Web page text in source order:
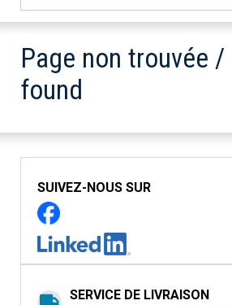
Page non trouvée
found
SUIVEZ-NOUS SUR
SERVICE DE LIVRAISON